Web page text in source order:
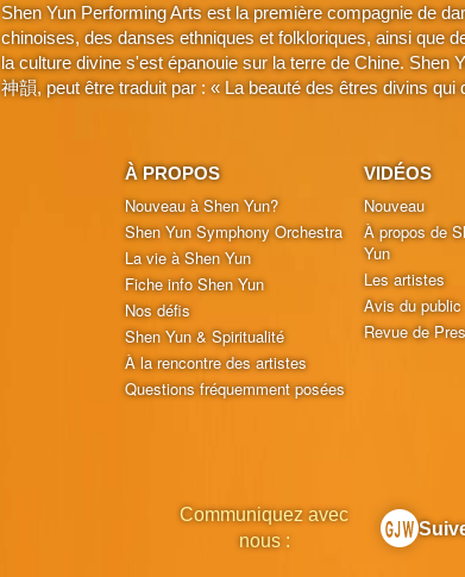
Shen Yun Performing Arts est la première compagnie de
chinoises, des danses ethniques et folkloriques, ainsi que
la culture divine s'est épanouie sur la terre de Chine. Shen
神韻, peut être traduit par : « La beauté des êtres divins qui
À PROPOS
Nouveau à Shen Yun?
Shen Yun Symphony Orchestra
La vie à Shen Yun
Fiche info Shen Yun
Nos défis
Shen Yun & Spiritualité
À la rencontre des artistes
Questions fréquemment posées
VIDÉOS
Nouveau
À propos de
Yun
Les artistes
Avis du public
Revue de
Communiquez avec
nous :